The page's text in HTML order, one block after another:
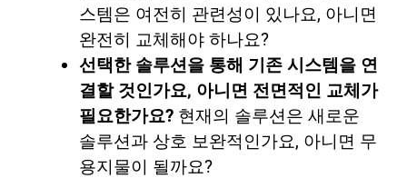
스템은 여전히 관련성이 있나요, 아니면
완전히 교체해야 하나요?
선택한 솔루션을 통해 기존 시스템을 연
결할 것인가요, 아니면 전면적인 교체가
필요한가요? 현재의 솔루션은 새로운
솔루션과 상호 보완적인가요, 아니면 무
용지물이 될까요?